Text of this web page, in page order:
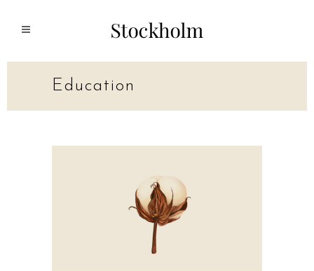
Education